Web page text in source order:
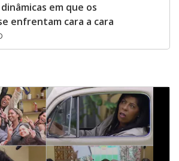
em que os
enfrentam cara a cara